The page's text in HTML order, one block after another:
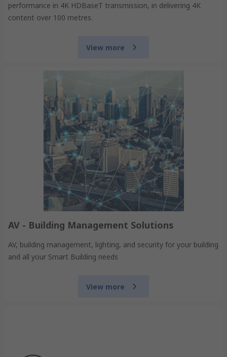
performance in 4K HDBaseT transmission, in delivering 4K
content over 100 metres.
View more
AV - Building Management Solutions
AV, building management, lighting, and security for your building
and all your Smart Building needs
View more